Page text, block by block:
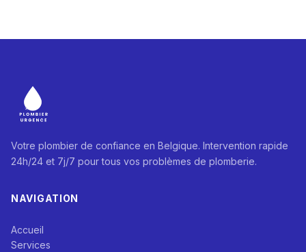
Votre plombier de confiance en Belgique. Intervention rapide
24h/24 et 7j/7 pour tous vos problèmes de plomberie.
NAVIGATION
Accueil
Services